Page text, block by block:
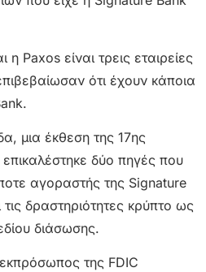
Paxos είναι τρεις εταιρείες
ότι έχουν κάποια
μια έκθεση της 17ης
δύο πηγές που
αγοραστής της Signature
δραστηριότητες κρύπτο ως
διάσωσης.
της FDIC